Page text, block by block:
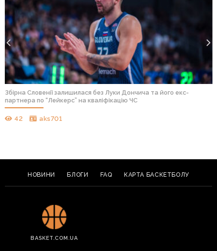
Збірна Словенії залишилася без Луки Дончича та його екс-
партнера по “Лейкерс” на кваліфікацію ЧС
42 aks701
НОВИНИ БЛОГИ FAQ КАРТА БАСКЕТБОЛУ
BASKET.COM.UA